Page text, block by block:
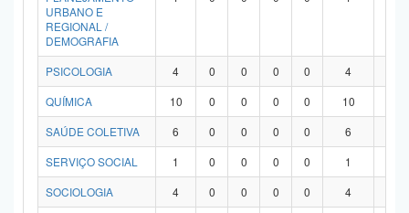
URBANO E
REGIONAL /
DEMOGRAFIA
PSICOLOGIA 4 0 0 0 0 4
QUÍMICA
10 0 0 0 0 10
SAÚDE COLETIVA
6 0 0 0 0 6
SERVIÇO SOCIAL
1 0 0 0 0 1
SOCIOLOGIA
4 0 0 0 0 4